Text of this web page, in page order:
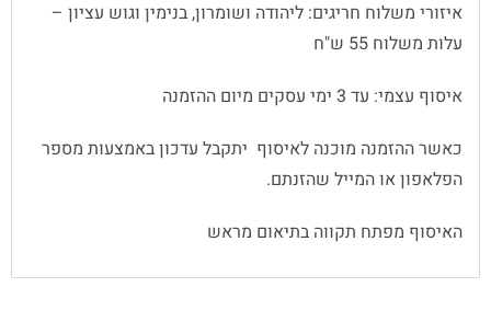
איזורי משלוח חריגים: ליהודה ושומרון, בנימין וגוש עציון –
עלות משלוח 55 ש"ח
איסוף עצמי: עד 3 ימי עסקים מיום ההזמנה
כאשר ההזמנה מוכנה לאיסוף יתקבל עדכון באמצעות מספר
הפלאפון או המייל שהזנתם.
האיסוף מפתח תקווה בתיאום מראש